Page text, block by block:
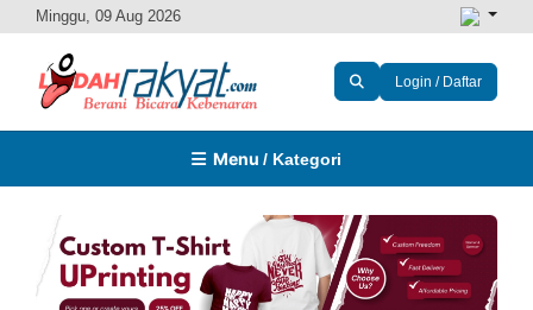
Minggu, 09 Aug 2026
Login / Daftar
Menu / Kategori